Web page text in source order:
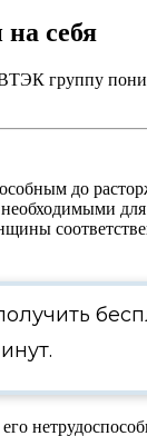
себя
группу
до